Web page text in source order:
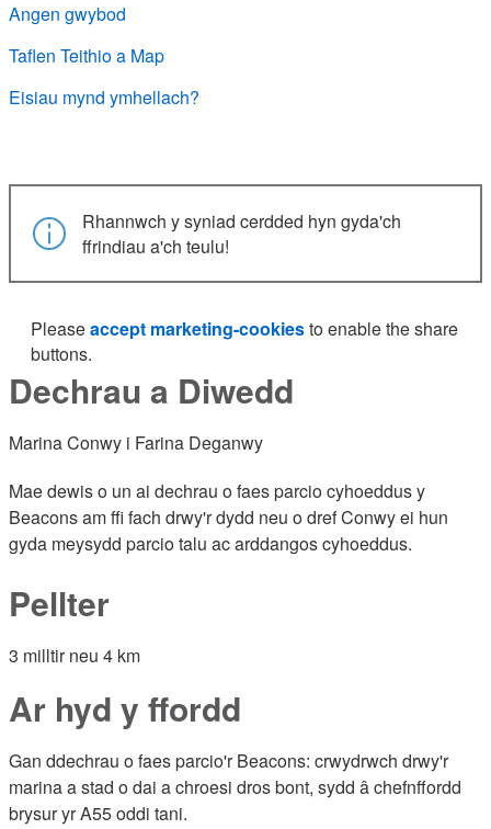
Angen gwybod
Taflen Teithio a Map
Eisiau mynd ymhellach?
Rhannwch y syniad cerdded hyn gyda'ch
ffrindiau a'ch teulu!
Pleaseaccept marketing-cookiesto enable the share
buttons.
Dechrau a Diwedd
Marina Conwy i Farina Deganwy
Mae dewis o un ai dechrau o faes parcio cyhoeddus y
Beacons am ffi fach drwy'r dydd neu o dref Conwy ei hun
gyda meysydd parcio talu ac arddangos cyhoeddus.
Pellter
3 milltir neu 4 km
Ar hyd y ffordd
Gan ddechrau o faes parcio'r Beacons: crwydrwch drwy'r
marina a stad o dai a chroesi dros bont, sydd â chefnffordd
brysur yr A55 oddi tani.